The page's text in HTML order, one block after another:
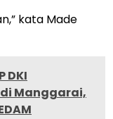
kata Made
DKI
Manggarai,